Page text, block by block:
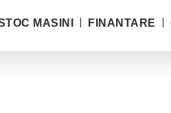
MASINI FINANTARE